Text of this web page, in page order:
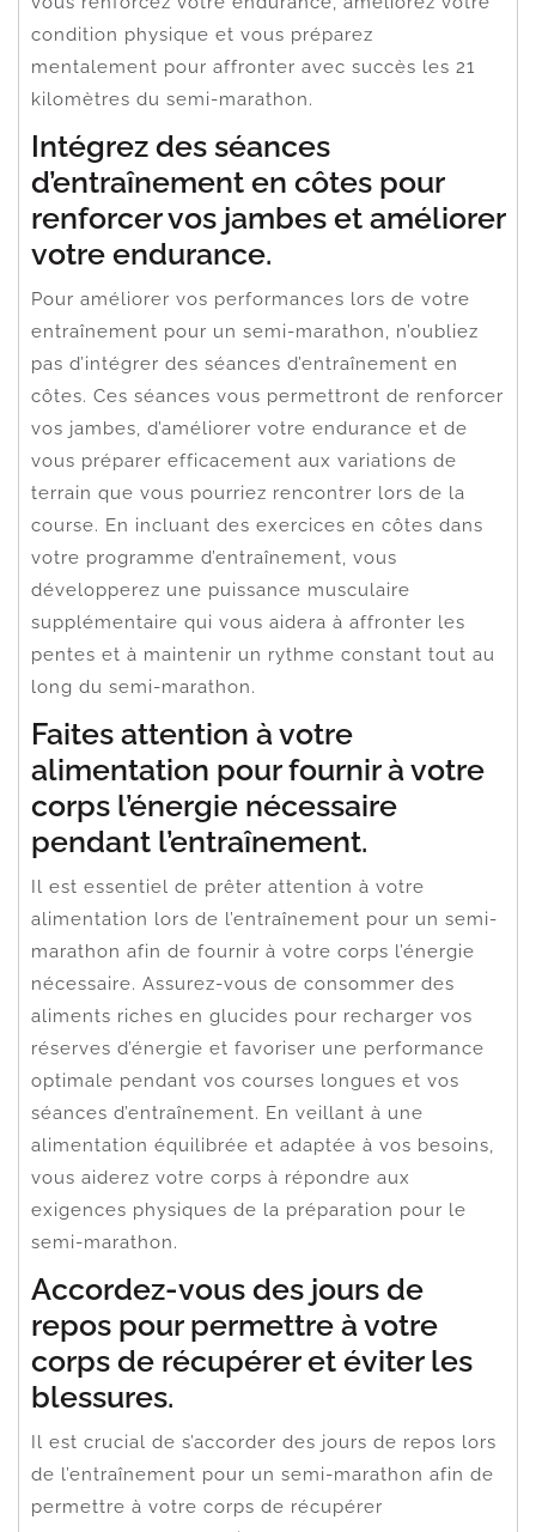
condition physique et vous préparez
mentalement pour affronter avec succès les 21
kilomètres du semi-marathon.
Intégrez des séances
d’entraînement en côtes pour
renforcer vos jambes et améliorer
votre endurance.
Pour améliorer vos performances lors de votre
entraînement pour un semi-marathon, n’oubliez
pas d’intégrer des séances d’entraînement en
côtes. Ces séances vous permettront de renforcer
vos jambes, d’améliorer votre endurance et de
vous préparer efficacement aux variations de
terrain que vous pourriez rencontrer lors de la
course. En incluant des exercices en côtes dans
votre programme d’entraînement, vous
développerez une puissance musculaire
supplémentaire qui vous aidera à affronter les
pentes et à maintenir un rythme constant tout au
long du semi-marathon.
Faites attention à votre
alimentation pour fournir à votre
corps l’énergie nécessaire
pendant l’entraînement.
Il est essentiel de prêter attention à votre
alimentation lors de l’entraînement pour un semi-
marathon afin de fournir à votre corps l’énergie
nécessaire. Assurez-vous de consommer des
aliments riches en glucides pour recharger vos
réserves d’énergie et favoriser une performance
optimale pendant vos courses longues et vos
séances d’entraînement. En veillant à une
alimentation équilibrée et adaptée à vos besoins,
vous aiderez votre corps à répondre aux
exigences physiques de la préparation pour le
semi-marathon.
Accordez-vous des jours de
repos pour permettre à votre
corps de récupérer et éviter les
blessures.
Il est crucial de s’accorder des jours de repos lors
de l’entraînement pour un semi-marathon afin de
permettre à votre corps de récupérer